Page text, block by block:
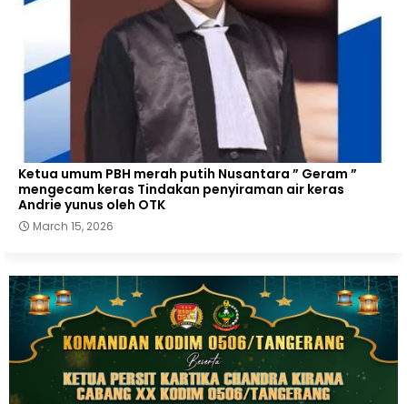
Ketua umum PBH merah putih Nusantara ” Geram ”
mengecam keras Tindakan penyiraman air keras
Andrie yunus oleh OTK
March 15, 2026